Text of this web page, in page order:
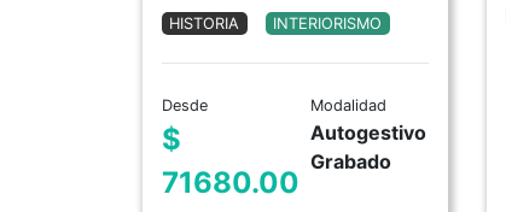
HISTORIA INTERIORISMO
Desde
$
71680.00
Modalidad
Autogestivo
Grabado